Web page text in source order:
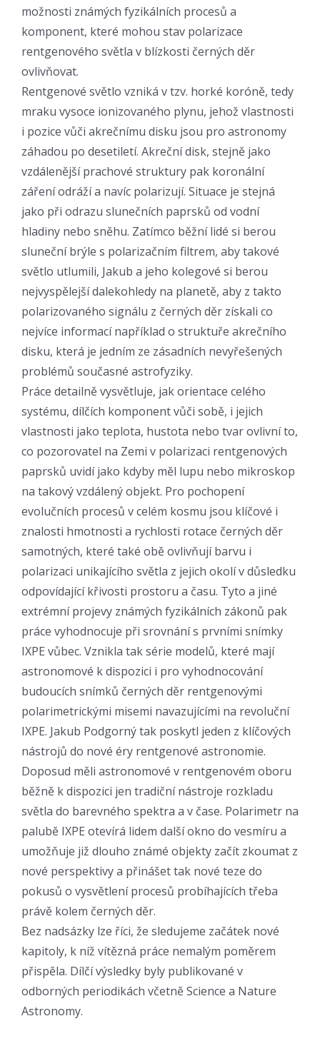
možnosti známých fyzikálních procesů a
komponent, které mohou stav polarizace
rentgenového světla v blízkosti černých děr
ovlivňovat.
Rentgenové světlo vzniká v tzv. horké koróně, tedy
mraku vysoce ionizovaného plynu, jehož vlastnosti
i pozice vůči akrečnímu disku jsou pro astronomy
záhadou po desetiletí. Akreční disk, stejně jako
vzdálenější prachové struktury pak koronální
záření odráží a navíc polarizují. Situace je stejná
jako při odrazu slunečních paprsků od vodní
hladiny nebo sněhu. Zatímco běžní lidé si berou
sluneční brýle s polarizačním filtrem, aby takové
světlo utlumili, Jakub a jeho kolegové si berou
nejvyspělejší dalekohledy na planetě, aby z takto
polarizovaného signálu z černých děr získali co
nejvíce informací například o struktuře akrečního
disku, která je jedním ze zásadních nevyřešených
problémů současné astrofyziky.
Práce detailně vysvětluje, jak orientace celého
systému, dílčích komponent vůči sobě, i jejich
vlastnosti jako teplota, hustota nebo tvar ovlivní to,
co pozorovatel na Zemi v polarizaci rentgenových
paprsků uvidí jako kdyby měl lupu nebo mikroskop
na takový vzdálený objekt. Pro pochopení
evolučních procesů v celém kosmu jsou klíčové i
znalosti hmotnosti a rychlosti rotace černých děr
samotných, které také obě ovlivňují barvu i
polarizaci unikajícího světla z jejich okolí v důsledku
odpovídající křivosti prostoru a času. Tyto a jiné
extrémní projevy známých fyzikálních zákonů pak
práce vyhodnocuje při srovnání s prvními snímky
IXPE vůbec. Vznikla tak série modelů, které mají
astronomové k dispozici i pro vyhodnocování
budoucích snímků černých děr rentgenovými
polarimetrickými misemi navazujícími na revoluční
IXPE. Jakub Podgorný tak poskytl jeden z klíčových
nástrojů do nové éry rentgenové astronomie.
Doposud měli astronomové v rentgenovém oboru
běžně k dispozici jen tradiční nástroje rozkladu
světla do barevného spektra a v čase. Polarimetr na
palubě IXPE otevírá lidem další okno do vesmíru a
umožňuje již dlouho známé objekty začít zkoumat z
nové perspektivy a přinášet tak nové teze do
pokusů o vysvětlení procesů probíhajících třeba
právě kolem černých děr.
Bez nadsázky lze říci, že sledujeme začátek nové
kapitoly, k níž vítězná práce nemalým poměrem
přispěla. Dílčí výsledky byly publikované v
odborných periodikách včetně Science a Nature
Astronomy.